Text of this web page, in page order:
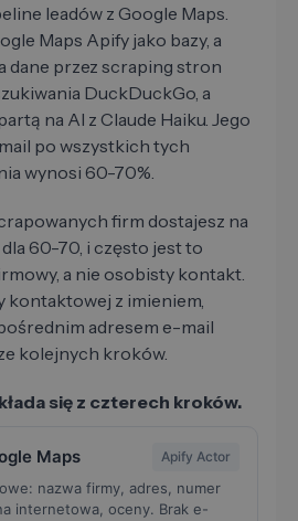
leadów z Google Maps.
Maps Apify jako bazy, a
dane przez scraping stron
DuckDuckGo, a
na AI z Claude Haiku. Jego
po wszystkich tych
wynosi 60-70%.
firm dostajesz na
60-70, i często jest to
a nie osobisty kontakt.
kontaktowej z imieniem,
adresem e-mail
kolejnych kroków.
się z czterech kroków.
Maps Apify Actor
nazwa firmy, adres, numer
internetowa, oceny. Brak e-